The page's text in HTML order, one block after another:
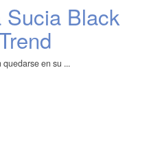
Sucia Black
quedarse en su ...